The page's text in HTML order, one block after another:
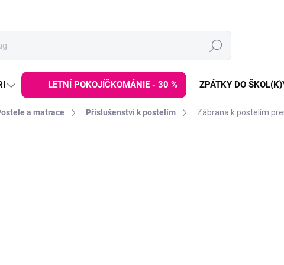
Hledat
LETNÍ POKOJÍČKOMÁNIE - 30 % ZPÁTKY DO
a matrace Příslušenství k postelím Zábrana k postelím